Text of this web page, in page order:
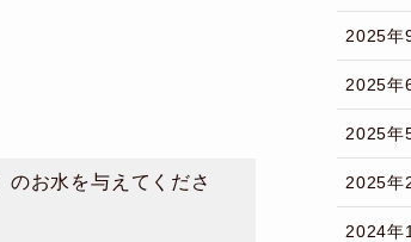
お水を与えてくださ
2025年
2025年
2025年
2025年
2024年